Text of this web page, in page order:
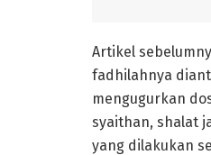
Artikel
fadhilahnya
mengugurkan
syaithan, shalat
yang dilakukan